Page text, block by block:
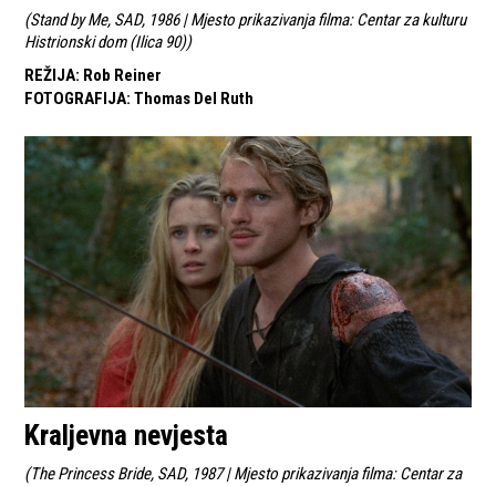
(Stand by Me, SAD, 1986 | Mjesto prikazivanja filma: Centar za kulturu
Histrionski dom (Ilica 90))
REŽIJA: Rob Reiner
FOTOGRAFIJA: Thomas Del Ruth
Kraljevna nevjesta
(The Princess Bride, SAD, 1987 | Mjesto prikazivanja filma: Centar za